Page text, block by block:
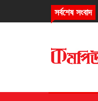
সর্বশেষ সংবাদ